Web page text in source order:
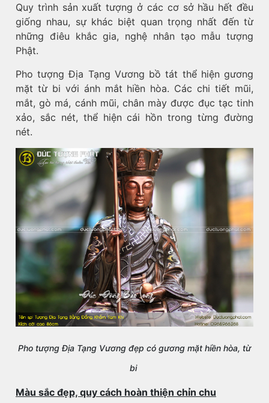
Quy trình sản xuất tượng ở các cơ sở hầu hết đều
giống nhau, sự khác biệt quan trọng nhất đến từ
những điêu khắc gia, nghệ nhân tạo mẫu tượng
Phật.
Pho tượng Địa Tạng Vương bồ tát thể hiện gương
mặt từ bi với ánh mắt hiền hòa. Các chi tiết mũi,
mắt, gò má, cánh mũi, chân mày được đục tạc tinh
xảo, sắc nét, thể hiện cái hồn trong từng đường
nét.
Pho tượng Địa Tạng Vương đẹp có gương mặt hiền hòa, từ
bi
Màu sắc đẹp, quy cách hoàn thiện chỉn chu